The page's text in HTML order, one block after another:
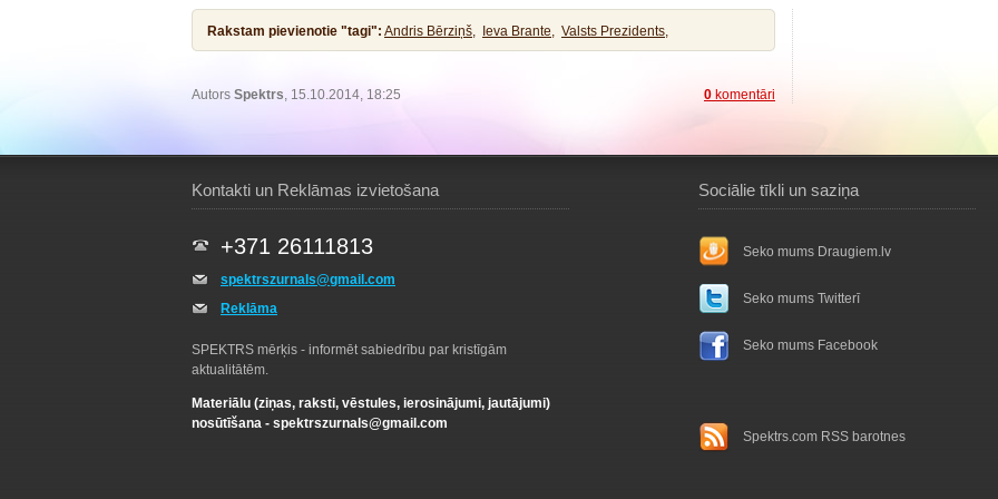
Rakstam pievienotie "tagi": Andris Bērziņš, Ieva Brante, Valsts Prezidents,
Autors Spektrs, 15.10.2014, 18:25 0 komentāri
Kontakti un Reklāmas izvietošana
+371 26111813
spektrszurnals@gmail.com
Reklāma
SPEKTRS mērķis - informēt sabiedrību par kristīgām
aktualitātēm.
Materiālu (ziņas, raksti, vēstules, ierosinājumi, jautājumi)
nosūtīšana - spektrszurnals@gmail.com
Sociālie tīkli un saziņa
Seko mums Draugiem.lv
Seko mums Twitterī
Seko mums Facebook
Spektrs.com RSS barotnes